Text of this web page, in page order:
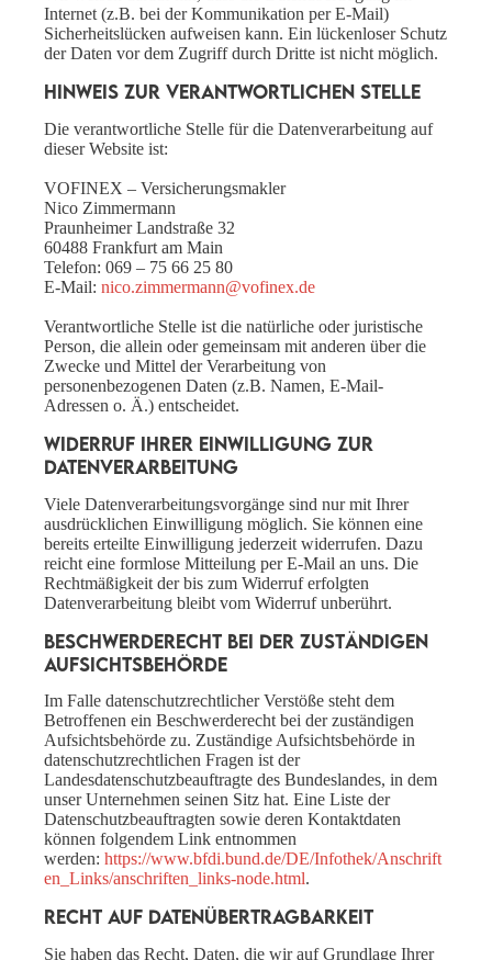
Internet (z.B. bei der Kommunikation per E-Mail)
Sicherheitslücken aufweisen kann. Ein lückenloser Schutz
der Daten vor dem Zugriff durch Dritte ist nicht möglich.
Hinweis zur verantwortlichen Stelle
Die verantwortliche Stelle für die Datenverarbeitung auf
dieser Website ist:
VOFINEX – Versicherungsmakler
Nico Zimmermann
Praunheimer Landstraße 32
60488 Frankfurt am Main
Telefon: 069 – 75 66 25 80
E-Mail:nico.zimmermann@vofinex.de
Verantwortliche Stelle ist die natürliche oder juristische
Person, die allein oder gemeinsam mit anderen über die
Zwecke und Mittel der Verarbeitung von
personenbezogenen Daten (z.B. Namen, E-Mail-
Adressen o. Ä.) entscheidet.
Widerruf Ihrer Einwilligung zur
Datenverarbeitung
Viele Datenverarbeitungsvorgänge sind nur mit Ihrer
ausdrücklichen Einwilligung möglich. Sie können eine
bereits erteilte Einwilligung jederzeit widerrufen. Dazu
reicht eine formlose Mitteilung per E-Mail an uns. Die
Rechtmäßigkeit der bis zum Widerruf erfolgten
Datenverarbeitung bleibt vom Widerruf unberührt.
Beschwerderecht bei der zuständigen
Aufsichtsbehörde
Im Falle datenschutzrechtlicher Verstöße steht dem
Betroffenen ein Beschwerderecht bei der zuständigen
Aufsichtsbehörde zu. Zuständige Aufsichtsbehörde in
datenschutzrechtlichen Fragen ist der
Landesdatenschutzbeauftragte des Bundeslandes, in dem
unser Unternehmen seinen Sitz hat. Eine Liste der
Datenschutzbeauftragten sowie deren Kontaktdaten
können folgendem Link entnommen
werden:https://www.bfdi.bund.de/DE/Infothek/Anschrift
en_Links/anschriften_links-node.html.
Recht auf Datenübertragbarkeit
Sie haben das Recht, Daten, die wir auf Grundlage Ihrer